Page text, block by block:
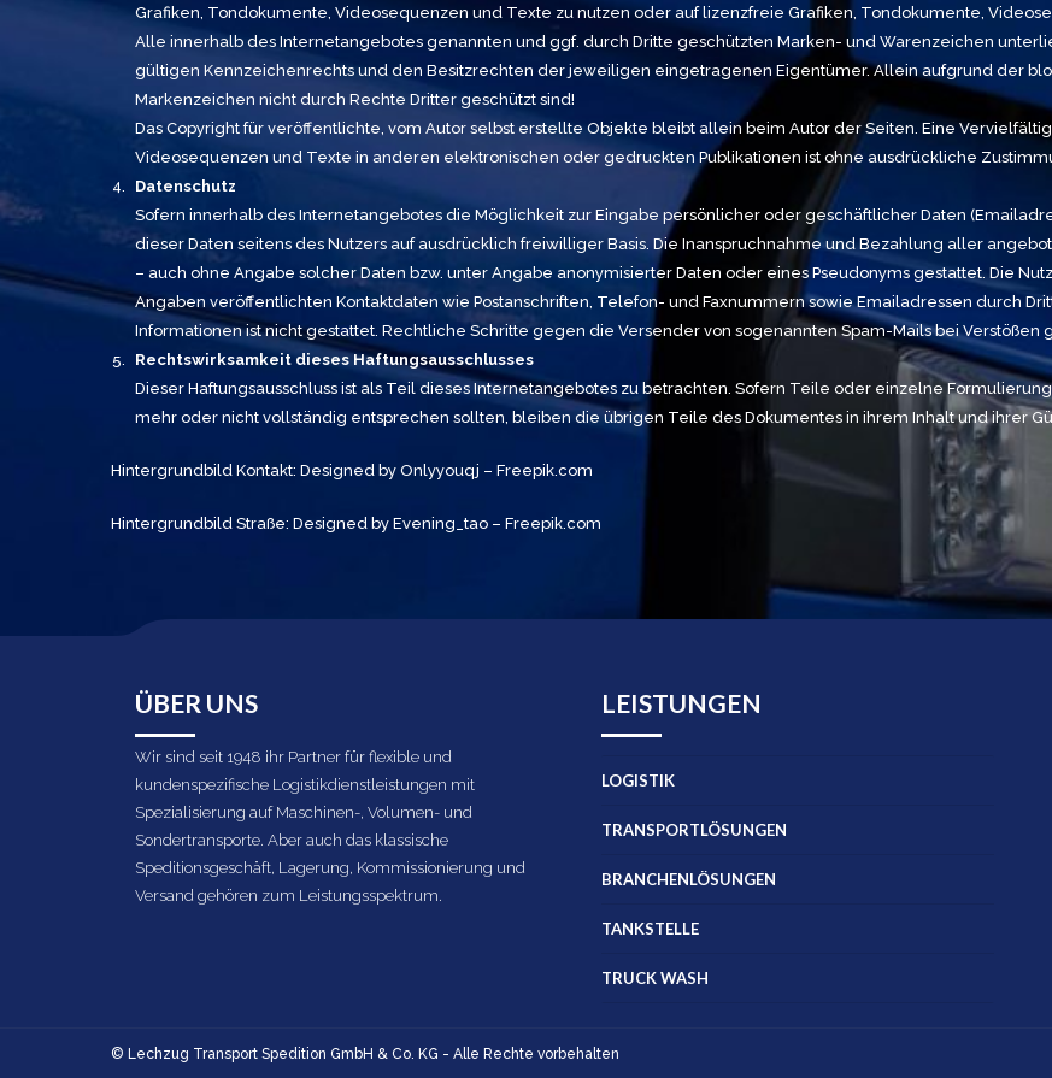
Grafiken, Tondokumente, Videosequenzen und Texte zu nutzen oder auf lizenzfreie Grafiken, Tondokumente,
Alle innerhalb des Internetangebotes genannten und ggf. durch Dritte geschützten Marken- und Warenzeichen
gültigen Kennzeichenrechts und den Besitzrechten der jeweiligen eingetragenen Eigentümer. Allein aufgrund der
Markenzeichen nicht durch Rechte Dritter geschützt sind!
Das Copyright für veröffentlichte, vom Autor selbst erstellte Objekte bleibt allein beim Autor der Seiten. Eine
Videosequenzen und Texte in anderen elektronischen oder gedruckten Publikationen ist ohne ausdrückliche
Datenschutz
Sofern innerhalb des Internetangebotes die Möglichkeit zur Eingabe persönlicher oder geschäftlicher Daten
dieser Daten seitens des Nutzers auf ausdrücklich freiwilliger Basis. Die Inanspruchnahme und Bezahlung aller
– auch ohne Angabe solcher Daten bzw. unter Angabe anonymisierter Daten oder eines Pseudonyms gestattet. Die
Angaben veröffentlichten Kontaktdaten wie Postanschriften, Telefon- und Faxnummern sowie Emailadressen durch
Informationen ist nicht gestattet. Rechtliche Schritte gegen die Versender von sogenannten Spam-Mails bei
Rechtswirksamkeit dieses Haftungsausschlusses
Dieser Haftungsausschluss ist als Teil dieses Internetangebotes zu betrachten. Sofern Teile oder einzelne
mehr oder nicht vollständig entsprechen sollten, bleiben die übrigen Teile des Dokumentes in ihrem Inhalt und ihrer
Hintergrundbild Kontakt: Designed by Onlyyouqj – Freepik.com
Hintergrundbild Straße: Designed by Evening_tao – Freepik.com
ÜBER UNS
Wir sind seit 1948 ihr Partner für flexible und
kundenspezifische Logistikdienstleistungen mit
Spezialisierung auf Maschinen-, Volumen- und
Sondertransporte. Aber auch das klassische
Speditionsgeschäft, Lagerung, Kommissionierung und
Versand gehören zum Leistungsspektrum.
LEISTUNGEN
LOGISTIK
TRANSPORTLÖSUNGEN
BRANCHENLÖSUNGEN
TANKSTELLE
TRUCK WASH
© Lechzug Transport Spedition GmbH & Co. KG - Alle Rechte vorbehalten